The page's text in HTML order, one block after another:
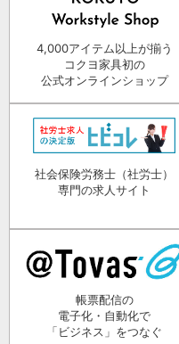
4,000アイテム以上が揃う
コクヨ家具初の
公式オンラインショップ
社会保険労務士（社労士）
専門の求人サイト
帳票配信の
電子化・自動化で
「ビジネス」をつなぐ